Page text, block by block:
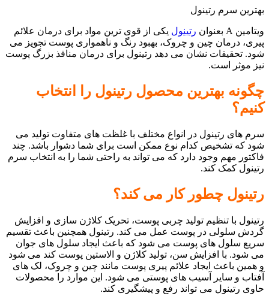
بهترین سرم رتینول
ویتامین A بعنوان رتینول یکی از قوی ترین مواد برای درمان علائم
پیری، درمان چین و چروک، بهبود رنگ و ناهمواری پوست تجویز می
شود. تحقیقات نشان می دهد رتینول برای درمان منافذ بزرگ پوست
نیز موثر است.
چگونه بهترین محصول رتینول را انتخاب
کنیم؟
سرم های رتینول در انواع مختلف با غلظت های متفاوت تولید می
شود که تشخیص کدام نوع ممکن است برای شما دشوار باشد. چند
فاکتور مهم وجود دارد که می تواند به راحتی شما را به انتخاب سرم
رتینول کمک کند.
رتینول چطور کار می کند؟
رتینول با تنظیم تولید چربی پوست، تحریک کلاژن سازی و افزایش
گردش سلولی در پوست عمل می کند. رتینول همچنین باعث تقسیم
سریع سلول های پوست می شود که باعث ایجاد سلول های جوان
می شود. با افزایش سن، تولید کلاژن و الاستین پوست کند می شود
و همین باعث ایجاد علائم پیری پوست مانند چین و چروک، لک های
آفتاب و سایر آسیب های پوستی می شود. این موارد را محصولات
حاوی رتینول می تواند رفع و پیشگیری کند.